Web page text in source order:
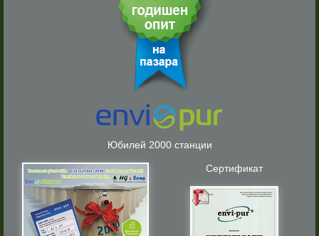
Юбилей 2000 станции
Сертификат